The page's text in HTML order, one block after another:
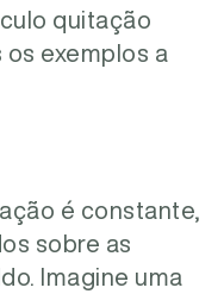
quitação
exemplos a
é constante,
sobre as
Imagine uma